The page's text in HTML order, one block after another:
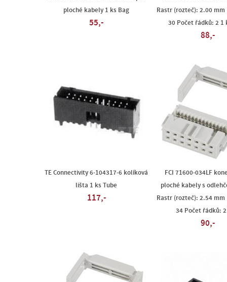
ploché kabely 1 ks Bag
55,-
Rastr (rozteč): 2.00 mm
30 Počet řádků: 2 1
88,-
TE Connectivity 6-104317-6 kolíková
lišta 1 ks Tube
117,-
FCI 71600-034LF
ploché kabely s
Rastr (rozteč): 2.54 mm
34 Počet řádků:
90,-